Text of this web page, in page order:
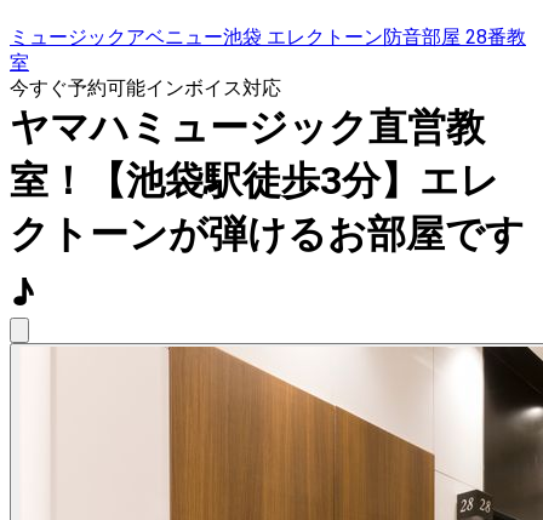
ミュージックアベニュー池袋 エレクトーン防音部屋 28番教
室
今すぐ予約可能インボイス対応
ヤマハミュージック直営教
室！【池袋駅徒歩3分】エレ
クトーンが弾けるお部屋です
♪